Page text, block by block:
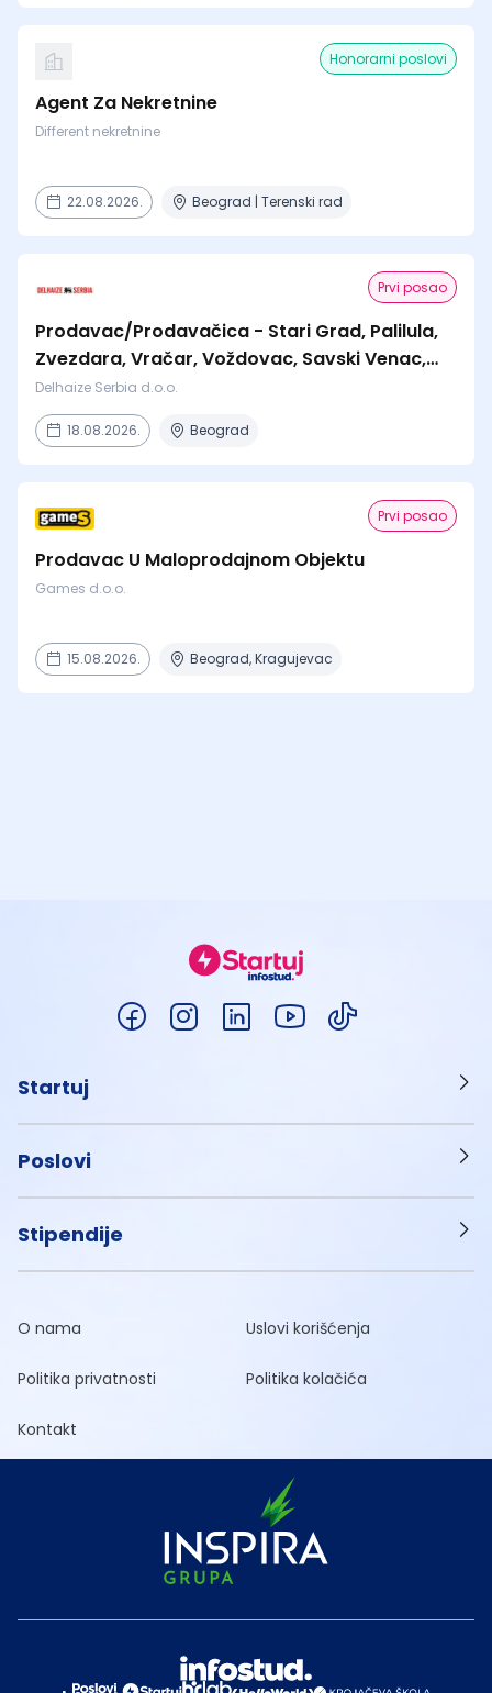
Honorarni poslovi
Agent Za Nekretnine
Different nekretnine
22.08.2026. Beograd | Terenski rad
Prvi posao
Prodavac/Prodavačica - Stari Grad, Palilula,
Zvezdara, Vračar, Voždovac, Savski Venac,
Čukarica
Delhaize Serbia d.o.o.
18.08.2026. Beograd
Prvi posao
Prodavac U Maloprodajnom Objektu
Games d.o.o.
15.08.2026. Beograd, Kragujevac
Startuj
Poslovi
Stipendije
O nama Uslovi korišćenja
Politika privatnosti Politika kolačića
Kontakt